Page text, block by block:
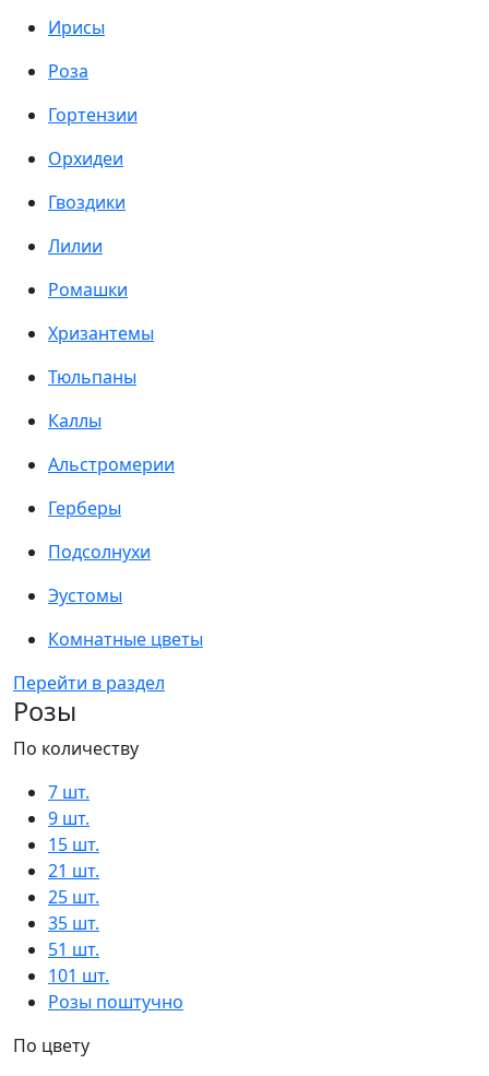
Ирисы
Роза
Гортензии
Орхидеи
Гвоздики
Лилии
Ромашки
Хризантемы
Тюльпаны
Каллы
Альстромерии
Герберы
Подсолнухи
Эустомы
Комнатные цветы
Перейти в раздел
Розы
По количеству
7 шт.
9 шт.
15 шт.
21 шт.
25 шт.
35 шт.
51 шт.
101 шт.
Розы поштучно
По цвету